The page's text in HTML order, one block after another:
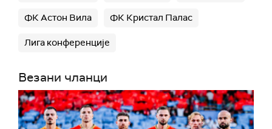
ФК Астон Вила ФК Кристал Палас
Лига конференције
Везани чланци